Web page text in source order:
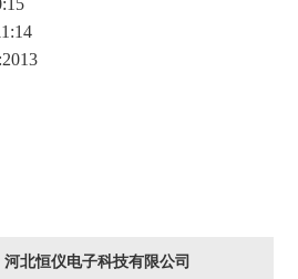
北恒仪电子科技有限公司